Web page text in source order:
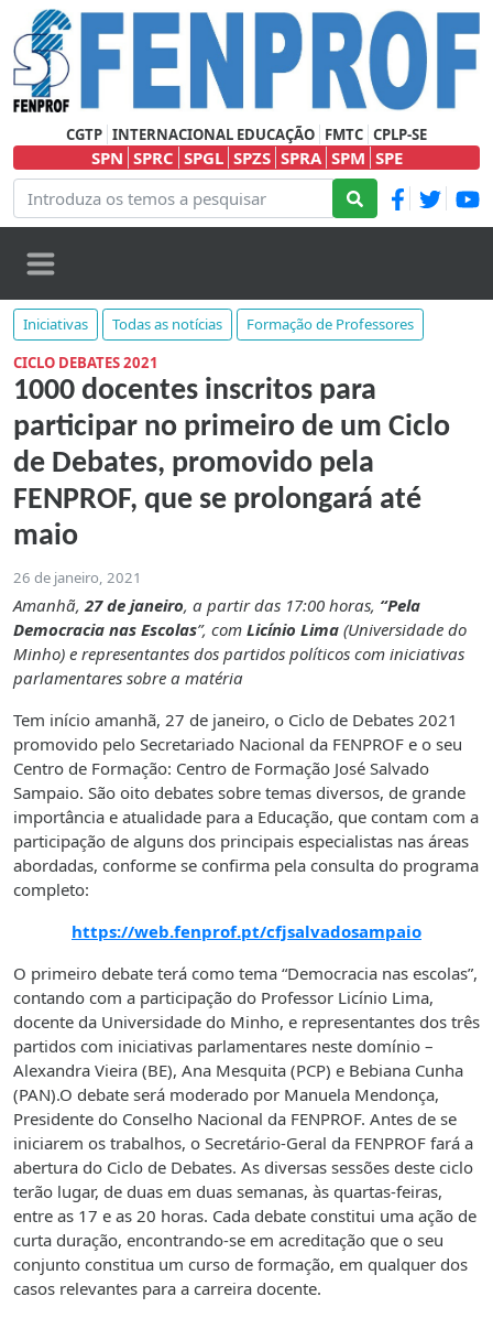
CGTP INTERNACIONAL EDUCAÇÃO FMTC CPLP-SE
SPN SPRC SPGL SPZS SPRA SPM SPE
Iniciativas Todas as notícias
Formação de Professores
CICLO DEBATES 2021
1000 docentes inscritos para
participar no primeiro de um Ciclo
de Debates, promovido pela
FENPROF, que se prolongará até
maio
26 de janeiro, 2021
Amanhã,27 de janeiro, a partir das 17:00 horas, “Pela
Democracia nas Escolas”, com Licínio Lima (Universidade do
Minho) e representantes dos partidos políticos com iniciativas
parlamentares sobre a matéria
Tem início amanhã, 27 de janeiro, o Ciclo de Debates 2021
promovido pelo Secretariado Nacional da FENPROF e o seu
Centro de Formação: Centro de Formação José Salvado
Sampaio. São oito debates sobre temas diversos, de grande
importância e atualidade para a Educação, que contam com a
participação de alguns dos principais especialistas nas áreas
abordadas, conforme se confirma pela consulta do programa
completo:
https://web.fenprof.pt/cfjsalvadosampaio
O primeiro debate terá como tema “Democracia nas escolas”,
contando com a participação do Professor Licínio Lima,
docente da Universidade do Minho, e representantes dos três
partidos com iniciativas parlamentares neste domínio –
Alexandra Vieira (BE), Ana Mesquita (PCP) e Bebiana Cunha
(PAN).O debate será moderado por Manuela Mendonça,
Presidente do Conselho Nacional da FENPROF. Antes de se
iniciarem os trabalhos, o Secretário-Geral da FENPROF fará a
abertura do Ciclo de Debates. As diversas sessões deste ciclo
terão lugar, de duas em duas semanas, às quartas-feiras,
entre as 17 e as 20 horas. Cada debate constitui uma ação de
curta duração, encontrando-se em acreditação que o seu
conjunto constitua um curso de formação, em qualquer dos
casos relevantes para a carreira docente.